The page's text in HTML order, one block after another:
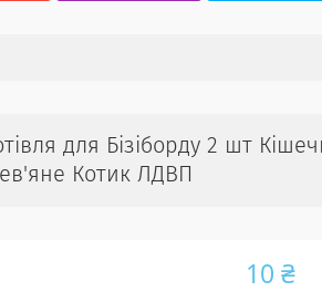
для Бізіборду 2 шт
Котик ЛДВП
10 ₴